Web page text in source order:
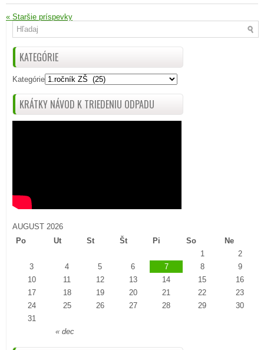
« Staršie príspevky
KATEGÓRIE
Kategórie
KRÁTKY NÁVOD K TRIEDENIU ODPADU
AUGUST 2026
Po
Ut St Št Pi So Ne
« dec
1
2
3
4 5 6 7 8
9
10
11 12 13 14 15
16
17
18 19 20 21 22
23
24
25 26 27 28 29
30
31